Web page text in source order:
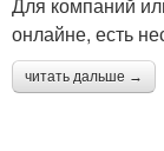
онлайне, есть
читать дальше →